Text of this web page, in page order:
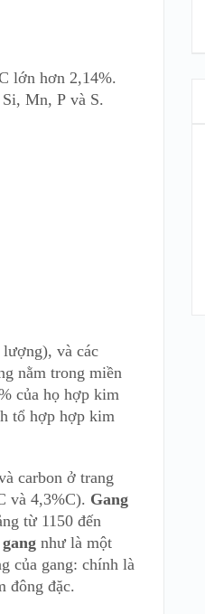
lớn hơn 2,14%.
Mn, P và S.
lượng), và các
nằm trong miền
của họ hợp kim
tổ hợp hợp kim
carbon ở trang
và 4,3%C). Gang
từ 1150 đến
gang như là một
của gang: chính là
đông đặc.